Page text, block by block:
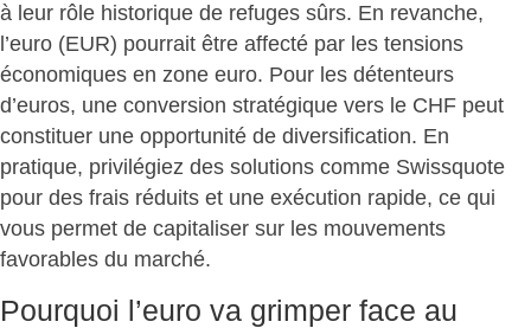
à leur rôle historique de refuges sûrs. En revanche,
l’euro (EUR) pourrait être affecté par les tensions
économiques en zone euro. Pour les détenteurs
d’euros, une conversion stratégique vers le CHF peut
constituer une opportunité de diversification. En
pratique, privilégiez des solutions comme Swissquote
pour des frais réduits et une exécution rapide, ce qui
vous permet de capitaliser sur les mouvements
favorables du marché.
Pourquoi l’euro va grimper face au